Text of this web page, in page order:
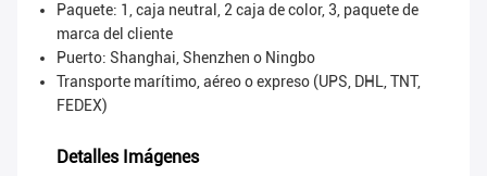
Paquete: 1, caja neutral, 2 caja de color, 3, paquete de
marca del cliente
Puerto: Shanghai, Shenzhen o Ningbo
Transporte marítimo, aéreo o expreso (UPS, DHL, TNT,
FEDEX)
Detalles Imágenes